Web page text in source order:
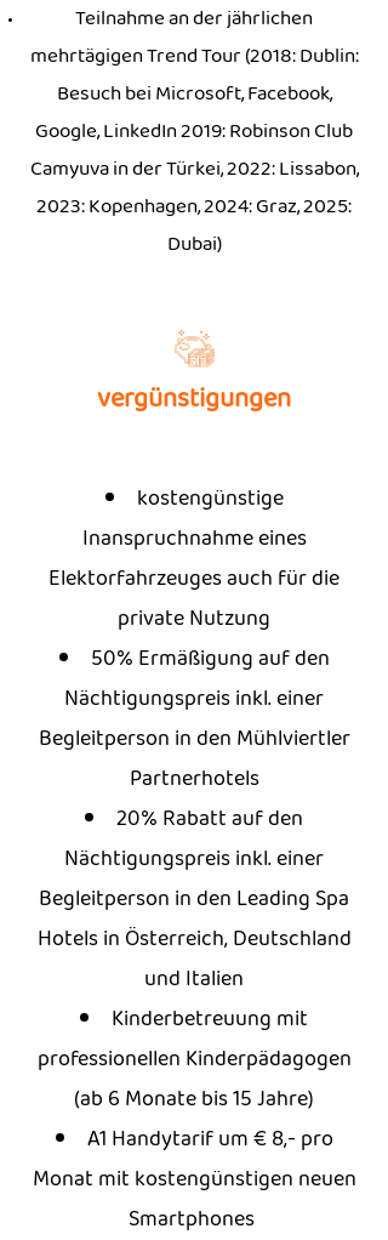
Teilnahme an der jährlichen
mehrtägigen Trend Tour (2018: Dublin:
Besuch bei Microsoft, Facebook,
Google, LinkedIn 2019: Robinson Club
Camyuva in der Türkei, 2022: Lissabon,
2023: Kopenhagen, 2024: Graz, 2025:
Dubai)
vergünstigungen
kostengünstige
Inanspruchnahme eines
Elektorfahrzeuges auch für die
private Nutzung
50% Ermäßigung auf den
Nächtigungspreis inkl. einer
Begleitperson in den Mühlviertler
Partnerhotels
20% Rabatt auf den
Nächtigungspreis inkl. einer
Begleitperson in den Leading Spa
Hotels in Österreich, Deutschland
und Italien
Kinderbetreuung mit
professionellen Kinderpädagogen
(ab 6 Monate bis 15 Jahre)
A1 Handytarif um € 8,- pro
Monat mit kostengünstigen neuen
Smartphones